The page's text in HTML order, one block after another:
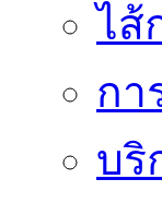
ไส้
กา
บริ